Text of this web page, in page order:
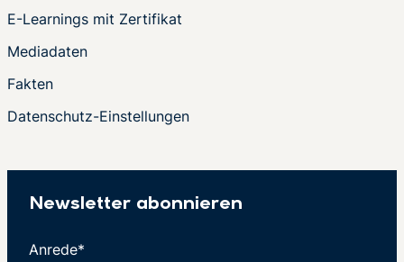
E-Learnings mit Zertifikat
Mediadaten
Fakten
Datenschutz-Einstellungen
Newsletter abonnieren
Anrede*